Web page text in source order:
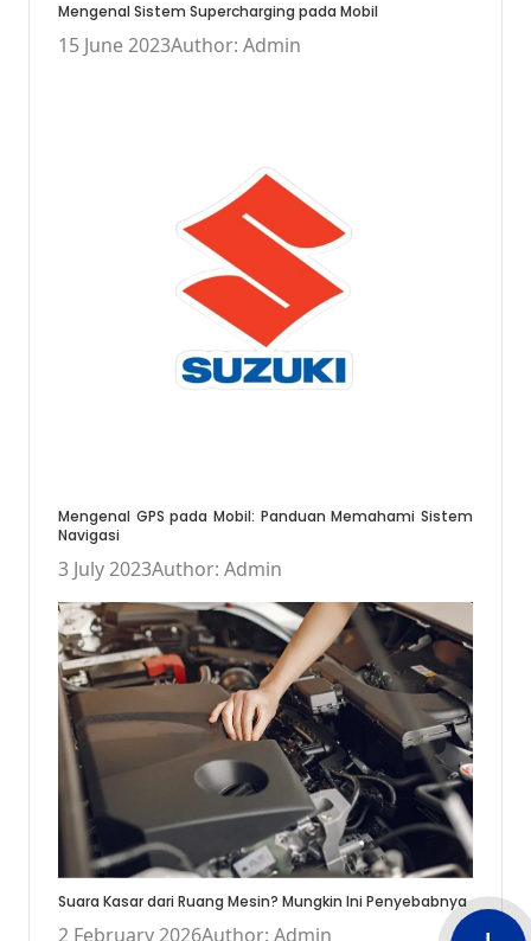
Mengenal Sistem Supercharging pada Mobil
15 June 2023Author: Admin
Mengenal GPS pada Mobil: Panduan Memahami Sistem
Navigasi
3 July 2023Author: Admin
Suara Kasar dari Ruang Mesin? Mungkin Ini Penyebabnya
2 February 2026Author: Admin